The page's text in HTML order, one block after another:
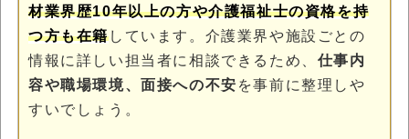
材業界歴10年以上の方や介護福祉士の資格を持
つ方も在籍しています。介護業界や施設ごとの
情報に詳しい担当者に相談できるため、 仕事内
容や職場環境、面接への不安 を事前に整理しや
すいでしょう。